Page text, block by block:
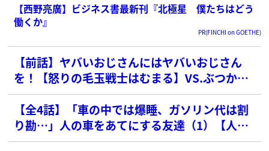
【西野亮廣】ビジネス書最新刊『北極星 僕たちはどう
働くか』
PR(FINCHI on GOETHE)
【前話】ヤバいおじさんにはヤバいおじさん
を！【怒りの毛玉戦士はむまる】VS.ぶつかり
おじさん（3）
【全4話】「車の中では爆睡、ガソリン代は割
り勘…」人の車をあてにする友達（1）【人間
まおのヒトモヤ】